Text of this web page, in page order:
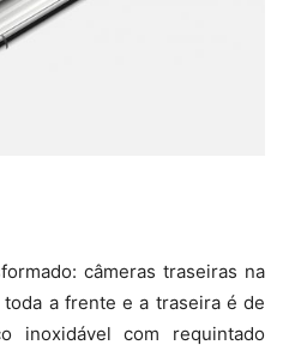
câmeras traseiras na
a frente e a traseira é de
inoxidável com requintado